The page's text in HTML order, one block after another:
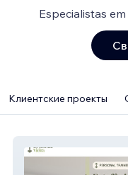
Especialistas
Клиентские проекты